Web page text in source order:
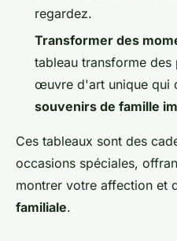
regardez.
Transformer des
tableau transforme des
œuvre d'art unique qui
souvenirs de famille
Ces tableaux sont des
occasions spéciales,
montrer votre affection et
familiale.